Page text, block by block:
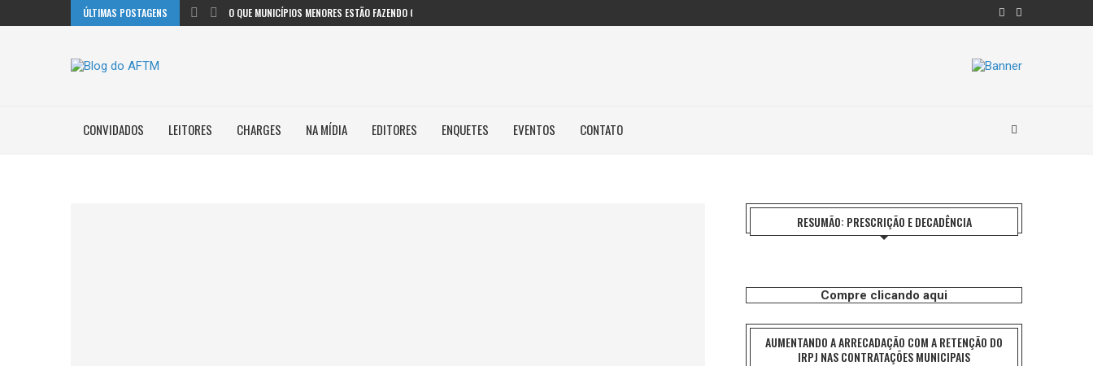
ÚLTIMAS POSTAGENS O QUE MUNICÍPIOS MENORES ESTÃO FAZENDO COM IA...
CONVIDADOS LEITORES CHARGES NA MÍDIA EDITORES ENQUETES EVENTOS CONTATO
RESUMÃO: PRESCRIÇÃO E DECADÊNCIA
Compre clicando aqui
AUMENTANDO A ARRECADAÇÃO COM A RETENÇÃO DO
IRPJ NAS CONTRATAÇÕES MUNICIPAIS